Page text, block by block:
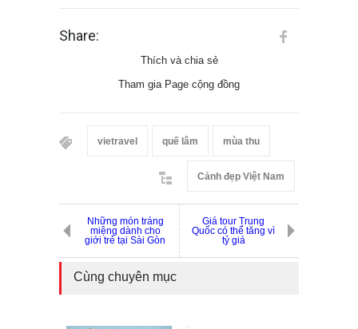
Share:
Thích và chia sẻ
Tham gia Page cộng đồng
vietravel quế lâm mùa thu
Cảnh đẹp Việt Nam
Những món tráng
miệng dành cho
giới trẻ tại Sài Gòn
Giá tour Trung
Quốc có thể tăng vì
tỷ giá
Cùng chuyên mục